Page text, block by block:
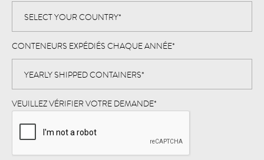
CONTENEURS EXPÉDIÉS CHAQUE ANNÉE*
VEUILLEZ VÉRIFIER VOTRE DEMANDE*